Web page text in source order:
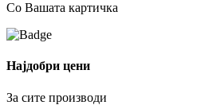
Со Вашата картичка
Најдобри цени
За сите производи